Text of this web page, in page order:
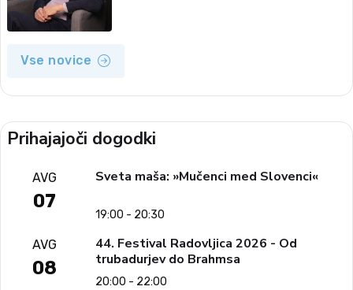
Vse novice
Prihajajoči dogodki
AVG
07
Sveta maša: »Mučenci med Slovenci«
19:00 - 20:30
AVG
08
44. Festival Radovljica 2026 - Od
trubadurjev do Brahmsa
20:00 - 22:00